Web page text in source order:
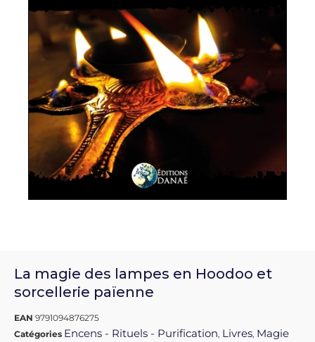
La magie des lampes en Hoodoo et
sorcellerie païenne
EAN 9791094876275
Catégories Encens - Rituels - Purification, Livres, Magie